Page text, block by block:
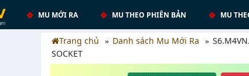
MU MỚI RA MU THEO PHIÊN BẢN MU
Trang chủ Danh sách Mu Mới Ra
SOCKET